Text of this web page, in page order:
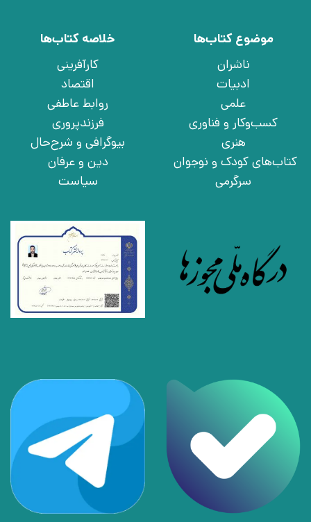
موضوع کتاب‌ها
ناشران
ادبیات
علمی
کسب‌وکار و فناوری
هنری
کتاب‌های کودک و نوجوان
سرگرمی
خلاصه کتاب‌ها
کارآفرینی
اقتصاد
روابط عاطفی
فرزندپروری
بیوگرافی و شرح‌حال
دین و عرفان
سیاست